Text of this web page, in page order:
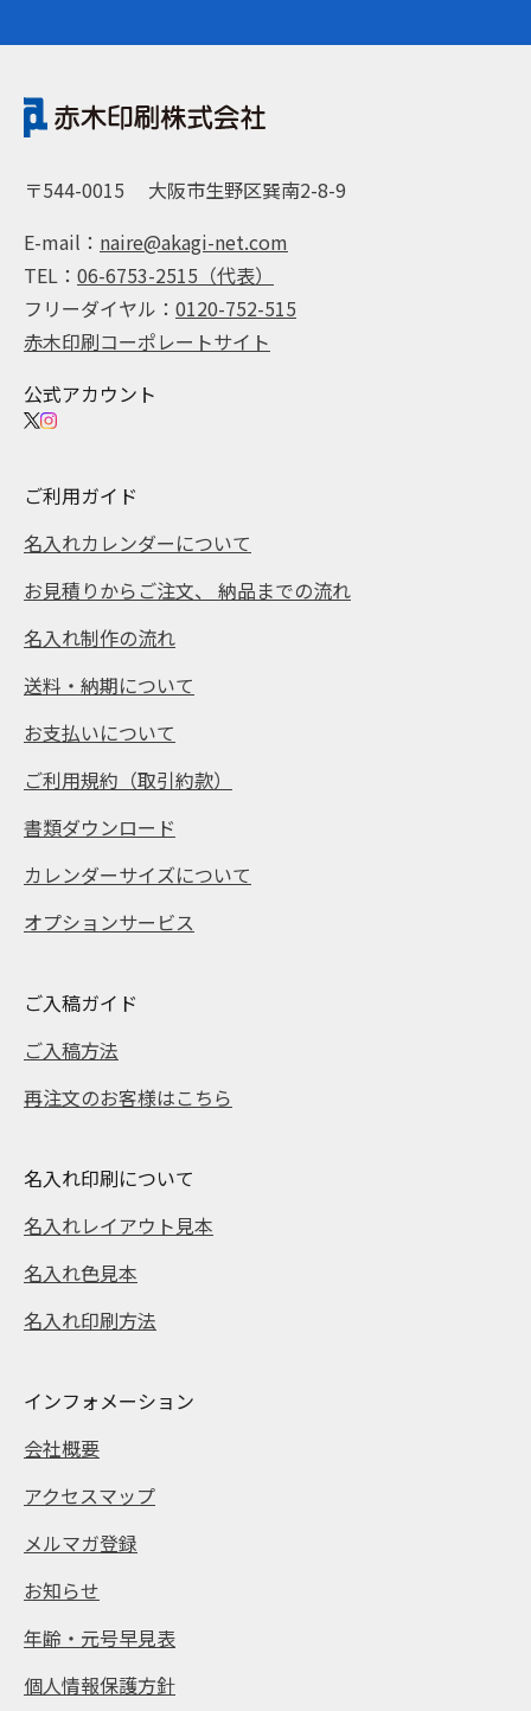
〒544-0015
大阪市生野区巽南2-8-9
E-mail： naire@akagi-net.com
TEL： 06-6753-2515（代表）
フリーダイヤル： 0120-752-515
赤木印刷コーポレートサイト
公式アカウント
ご利用ガイド
名入れカレンダーについて
お見積りからご注文、 納品までの流れ
名入れ制作の流れ
送料・納期について
お支払いについて
ご利用規約（取引約款）
書類ダウンロード
カレンダーサイズについて
オプションサービス
ご入稿ガイド
ご入稿方法
再注文のお客様はこちら
名入れ印刷について
名入れレイアウト見本
名入れ色見本
名入れ印刷方法
インフォメーション
会社概要
アクセスマップ
メルマガ登録
お知らせ
年齢・元号早見表
個人情報保護方針